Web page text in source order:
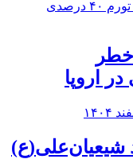
خطر
اروپا
شیعیان‌علی(ع)